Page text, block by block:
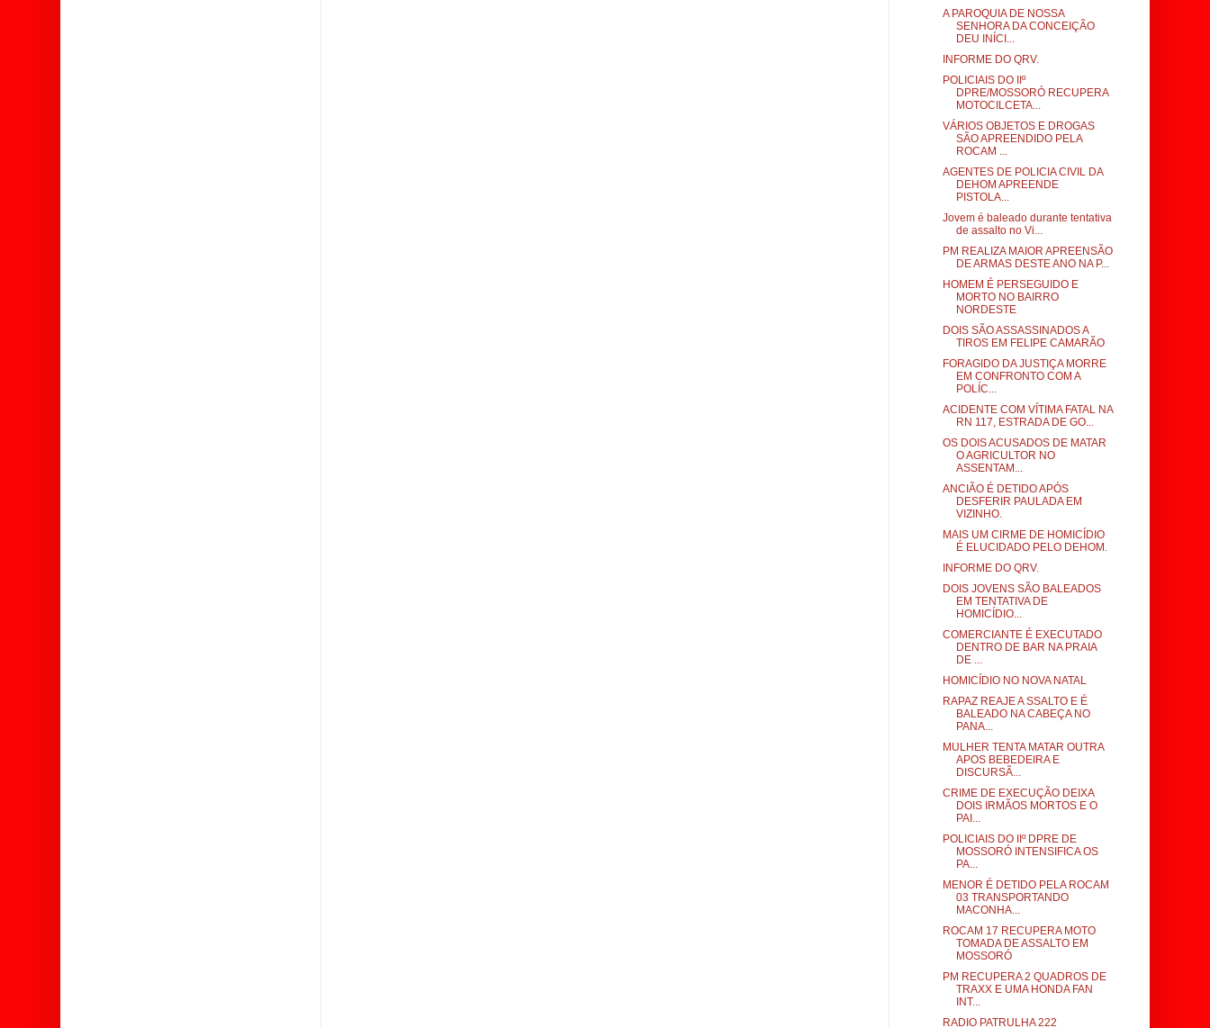
A PAROQUIA DE NOSSA
SENHORA DA CONCEIÇÃO
DEU INÍCI...
INFORME DO QRV.
POLICIAIS DO IIº
DPRE/MOSSORÓ RECUPERA
MOTOCILCETA...
VÁRIOS OBJETOS E DROGAS
SÃO APREENDIDO PELA
ROCAM ...
AGENTES DE POLICIA CIVIL DA
DEHOM APREENDE
PISTOLA...
Jovem é baleado durante tentativa
de assalto no Vi...
PM REALIZA MAIOR APREENSÃO
DE ARMAS DESTE ANO NA P...
HOMEM É PERSEGUIDO E
MORTO NO BAIRRO
NORDESTE
DOIS SÃO ASSASSINADOS A
TIROS EM FELIPE CAMARÃO
FORAGIDO DA JUSTIÇA MORRE
EM CONFRONTO COM A
POLÍC...
ACIDENTE COM VÍTIMA FATAL NA
RN 117, ESTRADA DE GO...
OS DOIS ACUSADOS DE MATAR
O AGRICULTOR NO
ASSENTAM...
ANCIÃO É DETIDO APÓS
DESFERIR PAULADA EM
VIZINHO.
MAIS UM CIRME DE HOMICÍDIO
É ELUCIDADO PELO DEHOM.
INFORME DO QRV.
DOIS JOVENS SÃO BALEADOS
EM TENTATIVA DE
HOMICÍDIO...
COMERCIANTE É EXECUTADO
DENTRO DE BAR NA PRAIA
DE ...
HOMICÍDIO NO NOVA NATAL
RAPAZ REAJE A SSALTO E É
BALEADO NA CABEÇA NO
PANA...
MULHER TENTA MATAR OUTRA
APOS BEBEDEIRA E
DISCURSÃ...
CRIME DE EXECUÇÃO DEIXA
DOIS IRMÃOS MORTOS E O
PAI...
POLICIAIS DO IIº DPRE DE
MOSSORÓ INTENSIFICA OS
PA...
MENOR É DETIDO PELA ROCAM
03 TRANSPORTANDO
MACONHA...
ROCAM 17 RECUPERA MOTO
TOMADA DE ASSALTO EM
MOSSORÓ
PM RECUPERA 2 QUADROS DE
TRAXX E UMA HONDA FAN
INT...
RADIO PATRULHA 222